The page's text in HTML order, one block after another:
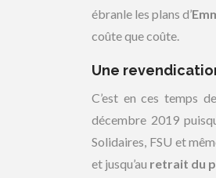
ébranle les plans d’
coûte que coûte.
Une
C’est en ces temps
décembre 2019
Solidaires, FSU et
et jusqu’au retrait du